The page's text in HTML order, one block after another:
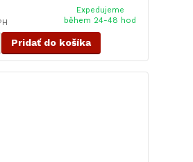
Expedujeme
během 24-48 hod
Pridať do košíka